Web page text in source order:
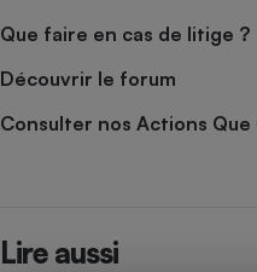
Que faire en cas de litige ?
Découvrir le forum
Consulter nos Actions Que
Lire aussi